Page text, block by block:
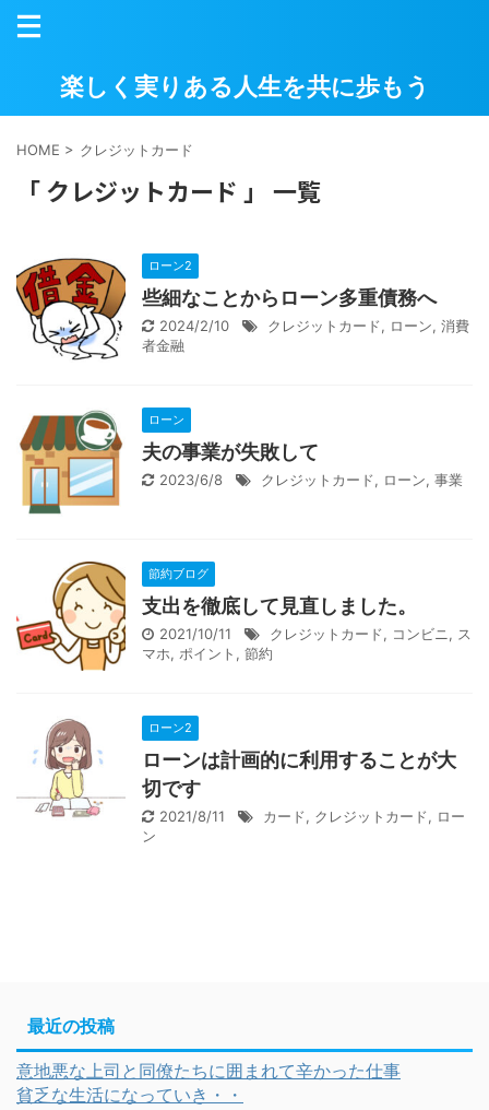
楽しく実りある人生を共に歩もう
HOME > クレジットカード
「 クレジットカード 」 一覧
ローン2
些細なことからローン多重債務へ
2024/2/10 クレジットカード, ローン, 消費
者金融
ローン
夫の事業が失敗して
2023/6/8 クレジットカード, ローン, 事業
節約ブログ
支出を徹底して見直しました。
2021/10/11 クレジットカード, コンビニ , ス
マホ, ポイント , 節約
ローン2
ローンは計画的に利用することが大
切です
2021/8/11 カード, クレジットカード, ロー
ン
最近の投稿
意地悪な上司と同僚たちに囲まれて辛かった仕事
貧乏な生活になっていき・・